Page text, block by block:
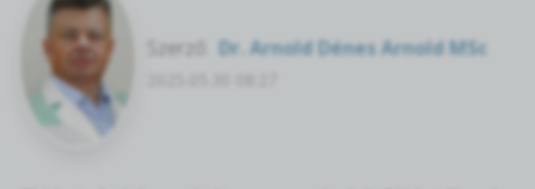
Szerző: Dr. Arnold Dénes Arnold MSc